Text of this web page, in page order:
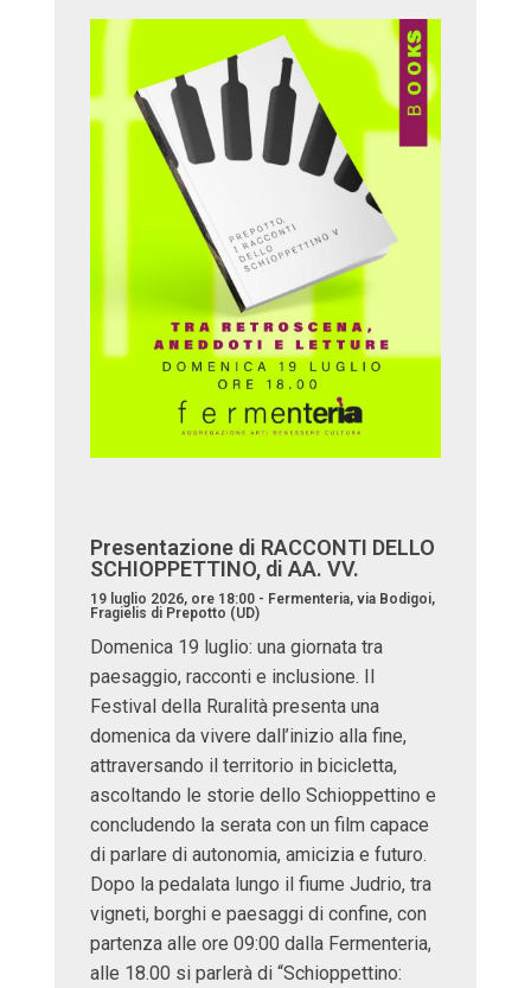
Presentazione di RACCONTI DELLO
SCHIOPPETTINO, di AA. VV.
19 luglio 2026, ore 18:00 - Fermenteria, via Bodigoi,
Fragielis di Prepotto (UD)
Domenica 19 luglio: una giornata tra
paesaggio, racconti e inclusione. Il
Festival della Ruralità presenta una
domenica da vivere dall’inizio alla fine,
attraversando il territorio in bicicletta,
ascoltando le storie dello Schioppettino e
concludendo la serata con un film capace
di parlare di autonomia, amicizia e futuro.
Dopo la pedalata lungo il fiume Judrio, tra
vigneti, borghi e paesaggi di confine, con
partenza alle ore 09:00 dalla Fermenteria,
alle 18.00 si parlerà di “Schioppettino: